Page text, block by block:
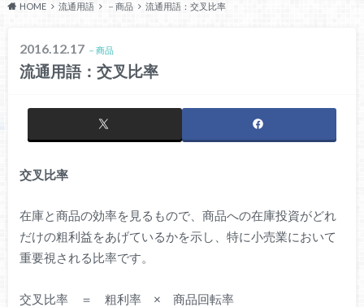
HOME 流通用語 －商品 流通用語：交叉比率
2016.12.17 －商品
流通用語：交叉比率
交叉比率
在庫と商品の効率を見るもので、商品への在庫投資がどれ
だけの粗利益をあげているかを示し、特に小売業において
重要視される比率です。
交叉比率 ＝ 粗利率 × 商品回転率